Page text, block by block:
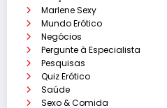
Marlene Sexy
Mundo Erótico
Negócios
Pergunte à Especialista
Pesquisas
Quiz Erótico
Saúde
Sexo & Comida